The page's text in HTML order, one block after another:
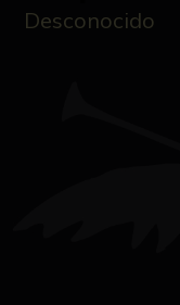
Desconocido